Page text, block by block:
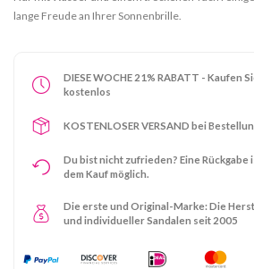
lange Freude an Ihrer Sonnenbrille.
DIESE WOCHE 21% RABATT - Kaufen
kostenlos
KOSTENLOSER VERSAND bei
Du bist nicht zufrieden? Eine Rückgabe
dem Kauf möglich.
Die erste und Original-Marke: Die
und individueller Sandalen seit 2005